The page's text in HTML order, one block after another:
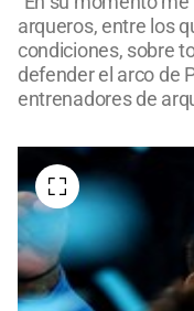
arqueros, entre los
condiciones, sobre
defender el arco de
entrenadores de